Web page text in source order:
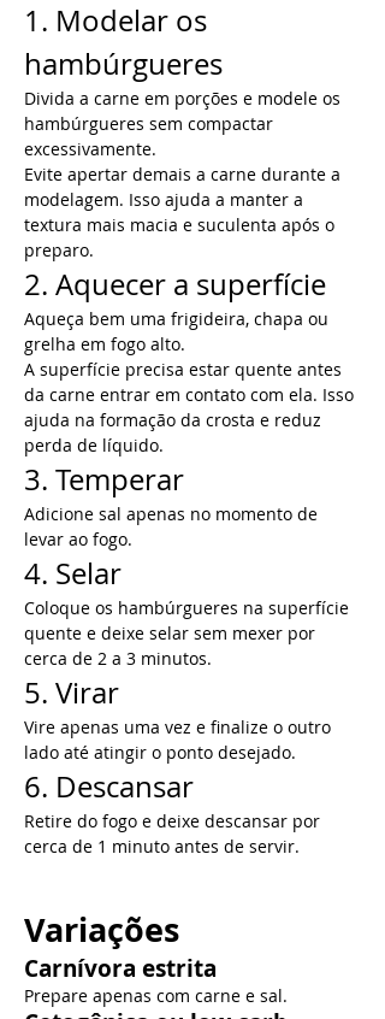
1. Modelar os
hambúrgueres
Divida a carne em porções e modele os
hambúrgueres sem compactar
excessivamente.
Evite apertar demais a carne durante a
modelagem. Isso ajuda a manter a
textura mais macia e suculenta após o
preparo.
2. Aquecer a superfície
Aqueça bem uma frigideira, chapa ou
grelha em fogo alto.
A superfície precisa estar quente antes
da carne entrar em contato com ela. Isso
ajuda na formação da crosta e reduz
perda de líquido.
3. Temperar
Adicione sal apenas no momento de
levar ao fogo.
4. Selar
Coloque os hambúrgueres na superfície
quente e deixe selar sem mexer por
cerca de 2 a 3 minutos.
5. Virar
Vire apenas uma vez e finalize o outro
lado até atingir o ponto desejado.
6. Descansar
Retire do fogo e deixe descansar por
cerca de 1 minuto antes de servir.
Variações
Carnívora estrita
Prepare apenas com carne e sal.